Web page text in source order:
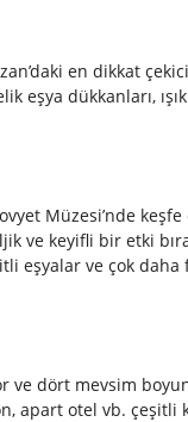
en dikkat
eşya dükkanları,
Müzesi’nde
ve keyifli bir etki
eşyalar ve çok
ve dört mevsim
apart otel vb.